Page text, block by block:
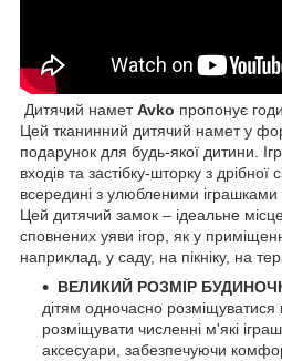
Дитячий наметAvko пропонує
Цей тканинний дитячий намет у
подарунок для будь-якої дитини.
входів та застібку-шторку з
всередині з улюбленими іграшками
Цей дитячий замок – ідеальне
сповнених уяви ігор, як у
наприклад, у саду, на пікніку, на
ВЕЛИКИЙ РОЗМІР
дітям одночасно розміщуватися
розміщувати численні м'які
аксесуари, забезпечуючи